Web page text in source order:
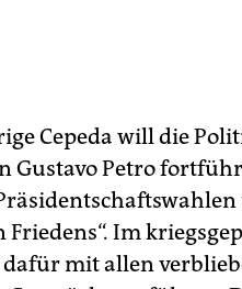
Cepeda will die
Gustavo Petro
Friedens“. Im
dafür mit allen